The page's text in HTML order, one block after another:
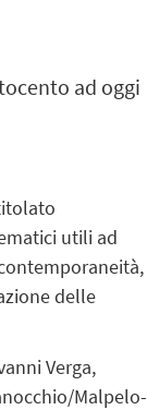
ad oggi
utili ad
delle
Verga,
Malpelo-